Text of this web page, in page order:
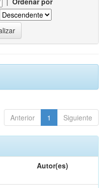
Anterior 1 Siguiente
Autor(es)